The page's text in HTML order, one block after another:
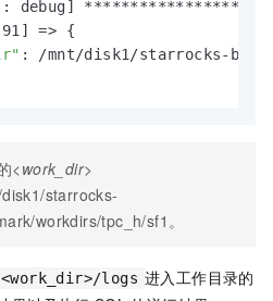
: debug]
=> {
: /mnt/disk1/starrocks-
<work_dir>
starrocks-
workdirs/tpc_h/sf1。
logs 进入工作目录的